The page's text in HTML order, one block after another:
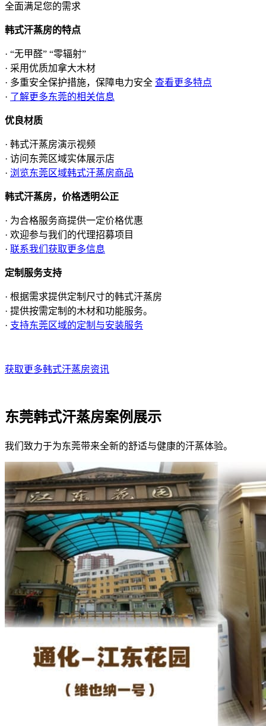
全面满足您的需求
韩式汗蒸房的特点
· “无甲醛” “零辐射”
· 采用优质加拿大木材
· 多重安全保护措施，保障电力安全 查看更多特点
· 了解更多东莞的相关信息
优良材质
· 韩式汗蒸房演示视频
· 访问东莞区域实体展示店
· 浏览东莞区域韩式汗蒸房商品
韩式汗蒸房，价格透明公正
· 为合格服务商提供一定价格优惠
· 欢迎参与我们的代理招募项目
· 联系我们获取更多信息
定制服务支持
· 根据需求提供定制尺寸的韩式汗蒸房
· 提供按需定制的木材和功能服务。
· 支持东莞区域的定制与安装服务
获取更多韩式汗蒸房资讯
东莞韩式汗蒸房案例展示
我们致力于为东莞带来全新的舒适与健康的汗蒸体验。